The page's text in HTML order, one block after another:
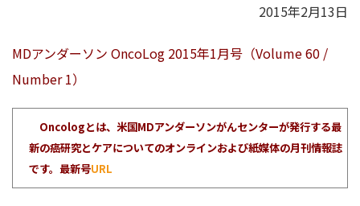
2015年2月13日
MDアンダーソン OncoLog 2015年1月号（Volume 60 /
Number 1）
Oncologとは、米国MDアンダーソンがんセンターが発行する最
新の癌研究とケアについてのオンラインおよび紙媒体の月刊情報誌
です。最新号URL